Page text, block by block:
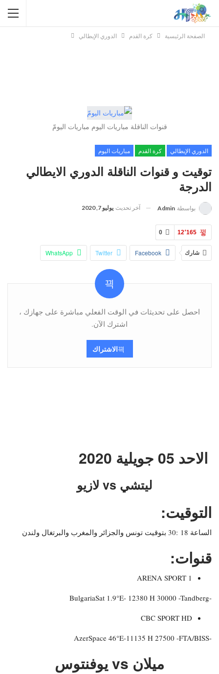
الصفحة الرئيسية كرة القدم الدوري الإيطالي
قنوات الناقلة مباريات اليوم مباريات اليومّ
الدوري الإيطالي كرة القدم مباريات اليوم
توقيت و قنوات الناقلة الدوري الايطالي
الدرجة
بواسطة Admin آخر تحديث يوليو 7, 2020
0 12٬165
شارك Facebook
Twitter
WhatsApp
البريد الإلكتروني
احصل على تحديثات في الوقت الفعلي مباشرة على جهازك ،
اشترك الآن.
الاشتراك
الاحد 05 جويلية 2020
ليتشي vs لازيو
التوقيت:
الساعة 18 :30 بتوقيت تونس والجزائر والمغرب والبرتغال ولندن
قنوات:
ARENA SPORT 1
-BulgariaSat 1.9°E- 12380 H 30000 -Tandberg
CBC SPORT HD
-AzerSpace 46°E-11135 H 27500 -FTA/BISS
ميلان vs يوفنتوس